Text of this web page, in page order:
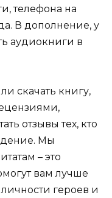
телефона на
В дополнение, у
аудиокниги в
скачать книгу,
отзывы тех, кто
Мы
– это
вам лучше
героев и